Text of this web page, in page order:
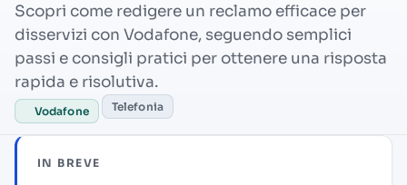
Scopri come redigere un reclamo efficace per
disservizi con Vodafone, seguendo semplici
passi e consigli pratici per ottenere una risposta
rapida e risolutiva.
Vodafone Telefonia
IN BREVE